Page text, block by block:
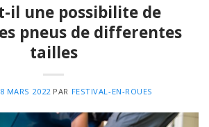
il une possibilite de
pneus de differentes
tailles
MARS 2022 PAR FESTIVAL-EN-ROUES